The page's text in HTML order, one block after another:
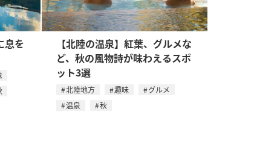
息を
【北陸の温泉】紅葉、グルメな
ど、秋の風物詩が味わえるスポ
ット3選
北陸地方 趣味
グルメ
温泉
秋